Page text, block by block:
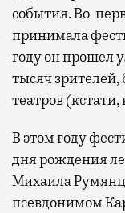
события. Во-
принимала
году он прошел
тысяч зрителей,
театров
В этом году
дня рождения
Михаила
псевдонимом